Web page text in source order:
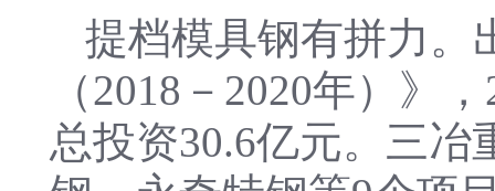
提档模具钢有拼力。
（2018－2020年）》
总投资30.6亿元。三